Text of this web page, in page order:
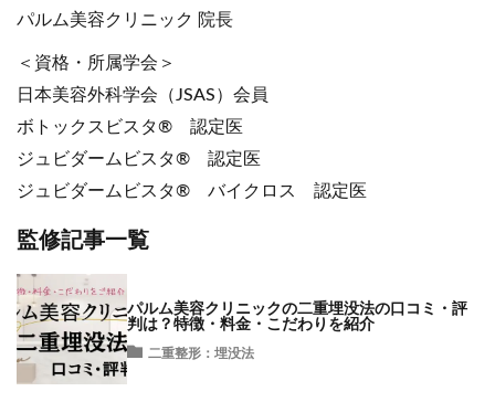
パルム美容クリニック 院長
＜資格・所属学会＞
日本美容外科学会（JSAS）会員
ボトックスビスタ® 認定医
ジュビダームビスタ® 認定医
ジュビダームビスタ® バイクロス 認定医
監修記事一覧
パルム美容クリニックの二重埋没法の口コミ・評
判は？特徴・料金・こだわりを紹介
二重整形：埋没法